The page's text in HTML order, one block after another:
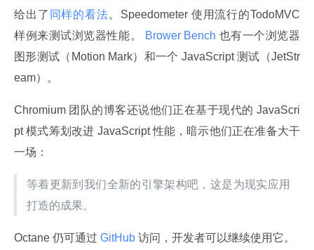
给出了 同样的看法。Speedometer 使用流行的TodoMVC
样例来测试浏览器性能。
Brower Bench 也有一个浏览器
图形测试（Motion Mark）和一个 JavaScript 测试（JetStr
eam）。
Chromium 团队的博客还说他们正在基于现代的 JavaScri
pt 模式筹划改进 JavaScript 性能，暗示他们正在准备大干
一场：
等着更新到我们全新的引擎架构吧，这是为现实应用
打造的成果。
Octane 仍可通过 GitHub 访问，开发者可以继续使用它。